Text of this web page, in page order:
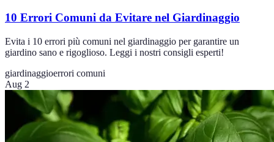
10 Errori Comuni da Evitare nel Giardinaggio
Evita i 10 errori più comuni nel giardinaggio per garantire un
giardino sano e rigoglioso. Leggi i nostri consigli esperti!
giardinaggioerrori comuni
Aug 2